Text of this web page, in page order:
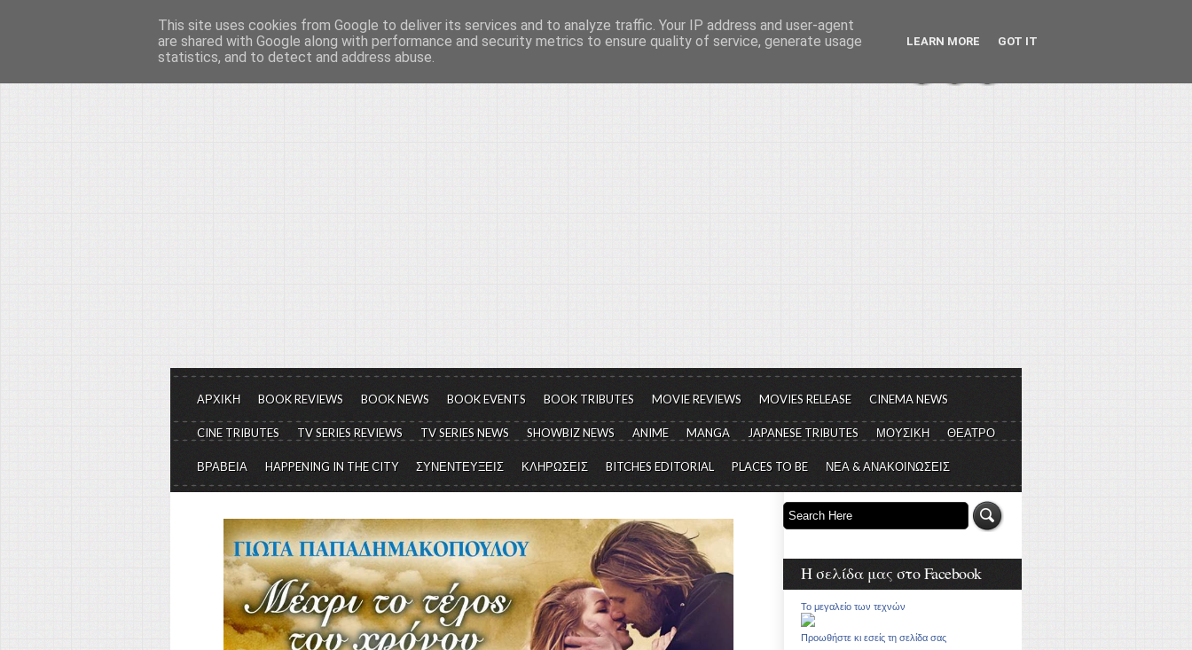
Το μεγαλείο των Τεχνών...
Είμαστε πάντα εδώ για να μιλάμε για τον πολιτισμό, σε κάθε του μορφή και έκταση...
ΑΡΧΙΚΗ BOOK REVIEWS BOOK NEWS BOOK EVENTS BOOK TRIBUTES MOVIE REVIEWS MOVIES RELEASE CINEMA NEWS
CINE TRIBUTES TV SERIES REVIEWS TV SERIES NEWS SHOWBIZ NEWS ANIME MANGA JAPANESE TRIBUTES ΜΟΥΣΙΚΗ ΘΕΑΤΡΟ
ΒΡΑΒΕΙΑ HAPPENING IN THE CITY ΣΥΝΕΝΤΕΥΞΕΙΣ ΚΛΗΡΩΣΕΙΣ BITCHES EDITORIAL PLACES TO BE ΝΕΑ & ΑΝΑΚΟΙΝΩΣΕΙΣ
Η σελίδα μας στο Facebook
Το μεγαλείο των τεχνών
Προωθήστε κι εσείς τη σελίδα σας
This site uses cookies from Google to deliver its services and to analyze traffic. Your IP address and user-agent
are shared with Google along with performance and security metrics to ensure quality of service, generate usage
statistics, and to detect and address abuse.
LEARN MORE GOT IT